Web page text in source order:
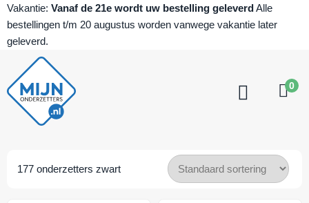
Vakantie: Vanaf de 21e wordt uw bestelling geleverdAlle
bestellingen t/m 20 augustus worden vanwege vakantie later
geleverd.
0
177 onderzetters zwart